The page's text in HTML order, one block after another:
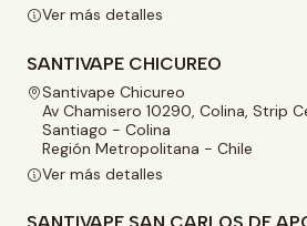
Ver más detalles
SANTIVAPE CHICUREO
Santivape Chicureo
Av Chamisero 10290, Colina, Strip
Santiago - Colina
Región Metropolitana - Chile
Ver más detalles